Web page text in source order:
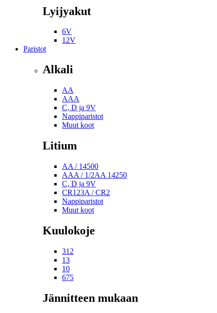
Lyijyakut
6V
12V
Paristot
Alkali
AA
AAA
C, D ja 9V
Nappiparistot
Muut koot
Litium
AA / 14500
AAA / 1/2AA 14250
C, D ja 9V
CR123A / CR2
Nappiparistot
Muut koot
Kuulokoje
312
13
10
675
Jännitteen mukaan